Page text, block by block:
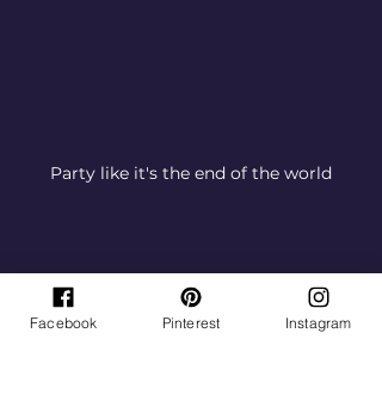
Party like it's the end of the world
Facebook Pinterest Instagram